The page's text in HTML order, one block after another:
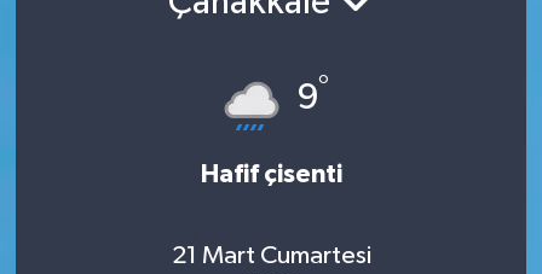
9°
Hafif çisenti
21 Mart Cumartesi